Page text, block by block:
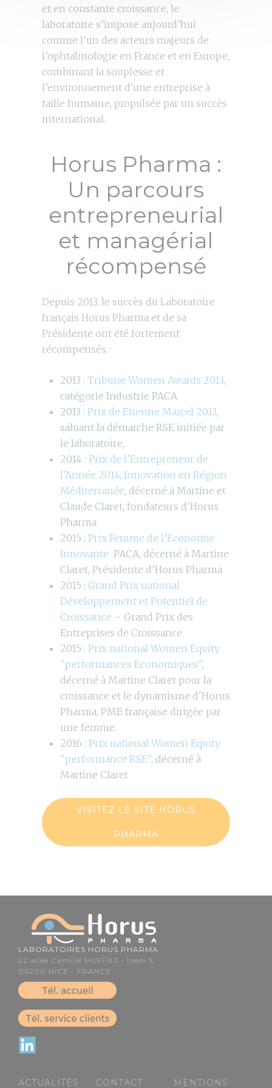
et en constante croissance, le
laboratoire s’impose aujourd’hui
comme l’un des acteurs majeurs de
l’ophtalmologie en France et en Europe,
combinant la souplesse et
l’environnement d'une entreprise à
taille humaine, propulsée par un succès
international.
Horus Pharma :
Un parcours
entrepreneurial
et managérial
récompensé
Depuis 2013, le succès du Laboratoire
français Horus Pharma et de sa
Présidente ont été fortement
récompensés :
2013 : Tribune Women Awards 2013,
catégorie Industrie PACA
2013 : Prix de Etienne Marcel 2013,
saluant la démarche RSE initiée par
le laboratoire,
2014 : Prix de l’Entrepreneur de
l’Année 2014, Innovation en Région
Méditerranée, décerné à Martine et
Claude Claret, fondateurs d'Horus
Pharma
2015 : Prix Femme de l’Economie
Innovante PACA, décerné à Martine
Claret, Présidente d'Horus Pharma
2015 : Grand Prix national
Développement et Potentiel de
Croissance – Grand Prix des
Entreprises de Croissance
2015 : Prix national Women Equity
"performances Economiques",
décerné à Martine Claret pour la
croissance et le dynamisme d'Horus
Pharma, PME française dirigée par
une femme.
2016 : Prix national Women Equity
"performance RSE", décerné à
Martine Claret
VISITEZ LE SITE HORUS
PHARMA
LABORATOIRES HORUS PHARMA
22 allée Camille MUFFAT - Inedi 5,
06200 NICE - FRANCE
.
.
ACTUALITÉS CONTACT
MENTIONS